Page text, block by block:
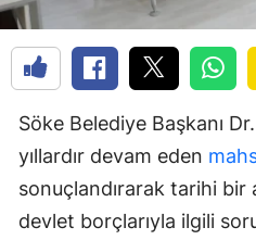
Söke Belediye Başkanı
yıllardır devam eden
sonuçlandırarak tarihi bir
devlet borçlarıyla ilgili